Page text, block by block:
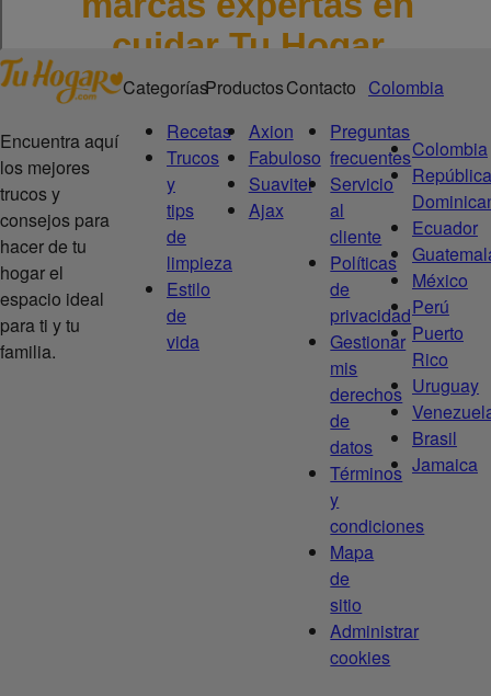
Encuentra aquí
los mejores
trucos y
consejos para
hacer de tu
hogar el
espacio ideal
para ti y tu
familia.
Categorías
Recetas
Trucos
y
tips
de
limpieza
Estilo
de
vida
Productos
Axion
Fabuloso
Suavitel
Ajax
Contacto
Preguntas
frecuentes
Servicio
al
cliente
Políticas
de
privacidad
Gestionar
mis
derechos
de
datos
Términos
y
condiciones
Mapa
de
sitio
Administrar
cookies
Colombia
Colombia
República
Ecuador
México
Perú
Puerto
Rico
Uruguay
Brasil
Jamaica